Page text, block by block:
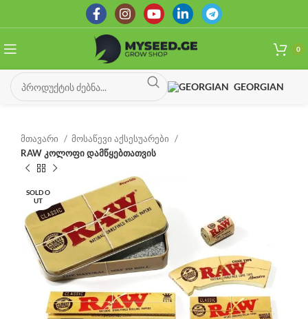
0
GEORGIAN
მთავარი
მოსაწევი აქსესუარები
RAW კოლოფი დამწყებთათვის
SOLD O
UT